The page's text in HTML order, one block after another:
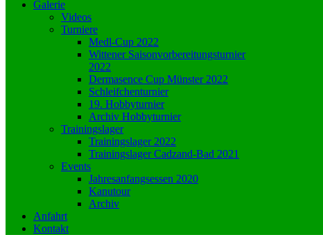
Galerie
Videos
Turniere
Medl-Cup 2022
Wittener Saisonvorbereitungsturnier
2022
Dermasence Cup Münster 2022
Schleifchenturnier
19. Hobbyturnier
Archiv Hobbyturnier
Trainingslager
Trainingslager 2022
Trainingslager Cadzand-Bad 2021
Events
Jahresanfangsessen 2020
Kanutour
Archiv
Anfahrt
Kontakt